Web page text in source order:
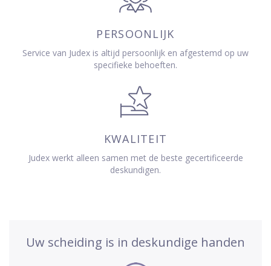
PERSOONLIJK
Service van Judex is altijd persoonlijk en afgestemd op uw
specifieke behoeften.
KWALITEIT
Judex werkt alleen samen met de beste gecertificeerde
deskundigen.
Uw scheiding is in deskundige handen